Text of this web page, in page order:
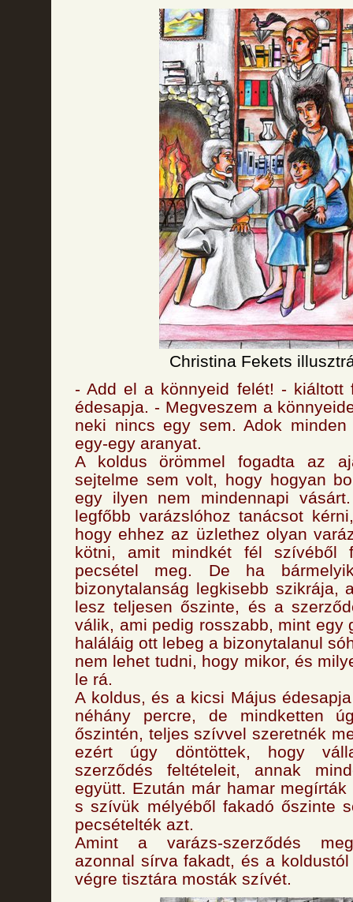
Christina Fekets
- Add el a könnyeid felét! - kiáltott
édesapja. - Megveszem a
neki nincs egy sem. Adok minden
egy-egy aranyat.
A koldus örömmel fogadta az
sejtelme sem volt, hogy hogyan
egy ilyen nem mindennapi
legfőbb varázslóhoz tanácsot
hogy ehhez az üzlethez olyan
kötni, amit mindkét fél szívéből
pecsétel meg. De ha
bizonytalanság legkisebb szikrája,
lesz teljesen őszinte, és a
válik, ami pedig rosszabb, mint egy
haláláig ott lebeg a bizonytalanul
nem lehet tudni, hogy mikor, és
le rá.
A koldus, és a kicsi Május
néhány percre, de mindketten
őszintén, teljes szívvel szeretnék
ezért úgy döntöttek, hogy
szerződés feltételeit, annak
együtt. Ezután már hamar
s szívük mélyéből fakadó őszinte
pecsételték azt.
Amint a varázs-szerződés
azonnal sírva fakadt, és a
végre tisztára mosták szívét.